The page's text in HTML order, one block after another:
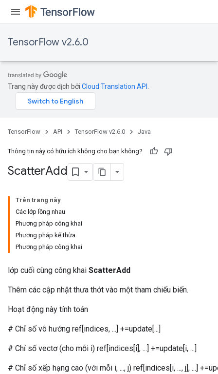
TensorFlow v2.6.0
Trang này được dịch bởi Cloud Translation API
TensorFlow API TensorFlow v2.6.0 Java
Thông tin này có hữu ích không cho bạn không?
ScatterAdd
Trên trang này
Các lớp lồng nhau
Phương pháp công khai
Phương pháp kế thừa
Phương pháp công khai
lớp cuối cùng công khai ScatterAdd
Thêm các cập nhật thưa thớt vào một tham chiếu biến.
Hoạt động này tính toán
# Chỉ số vô hướng ref[indices, ...] +=update[...]
# Chỉ số vectơ (cho mỗi i) ref[indices[i], ...] +=update[i, ...]
# Chỉ số xếp hạng cao (với mỗi i, ..., j) ref[indices[i, ..., j], ...]